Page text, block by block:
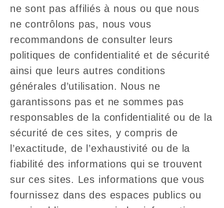
ne sont pas affiliés à nous ou que nous
ne contrôlons pas, nous vous
recommandons de consulter leurs
politiques de confidentialité et de sécurité
ainsi que leurs autres conditions
générales d’utilisation. Nous ne
garantissons pas et ne sommes pas
responsables de la confidentialité ou de la
sécurité de ces sites, y compris de
l’exactitude, de l’exhaustivité ou de la
fiabilité des informations qui se trouvent
sur ces sites. Les informations que vous
fournissez dans des espaces publics ou